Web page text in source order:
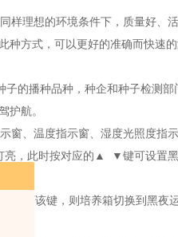
样理想的环境条件下，质量好、
种方式，可以更好的准确而快速
的播种品种，种企和种子检测
护航。
窗、温度指示窗、湿度光照度指
亮，此时按对应的 ▲ ▼键可设置
一下该键，则培养箱切换到黑夜